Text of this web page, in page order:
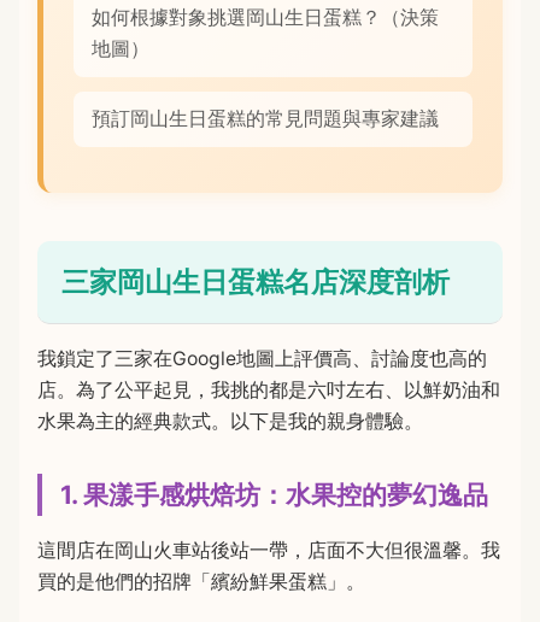
如何根據對象挑選岡山生日蛋糕？（決策
地圖）
預訂岡山生日蛋糕的常見問題與專家建議
三家岡山生日蛋糕名店深度剖析
我鎖定了三家在Google地圖上評價高、討論度也高的
店。為了公平起見，我挑的都是六吋左右、以鮮奶油和
水果為主的經典款式。以下是我的親身體驗。
1. 果漾手感烘焙坊：水果控的夢幻逸品
這間店在岡山火車站後站一帶，店面不大但很溫馨。我
買的是他們的招牌「繽紛鮮果蛋糕」。